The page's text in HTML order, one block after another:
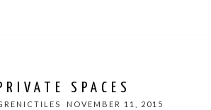
SPACES
NOVEMBER 11, 2015